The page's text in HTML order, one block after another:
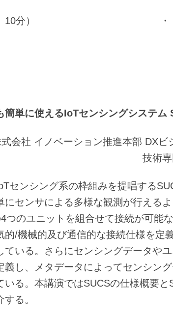
・・ 10分） ・・・
－２ ・・・
簡単に使えるIoTセンシングシステム
会社 イノベーション推進本部 DX
技術
センシング系の枠組みを提唱する
にセンサによる多様な観測が行える
つのユニットを組合せて接続が可能な
的/機械的及び通信的な接続仕様を定
ている。さらにセンシングデータや
義し、メタデータによってセンシン
いる。本講演ではSUCSの仕様概要と
る。